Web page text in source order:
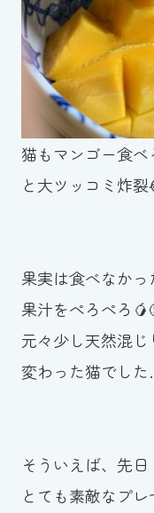
猫もマンゴー食べ
と大ツッコミ炸
果実は食べなかっ
果汁をぺろぺろ
元々少し天然混じ
変わった猫でし
そういえば、先日
とても素敵なプレ